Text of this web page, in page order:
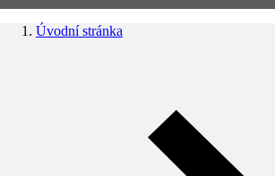
Úvodní stránka